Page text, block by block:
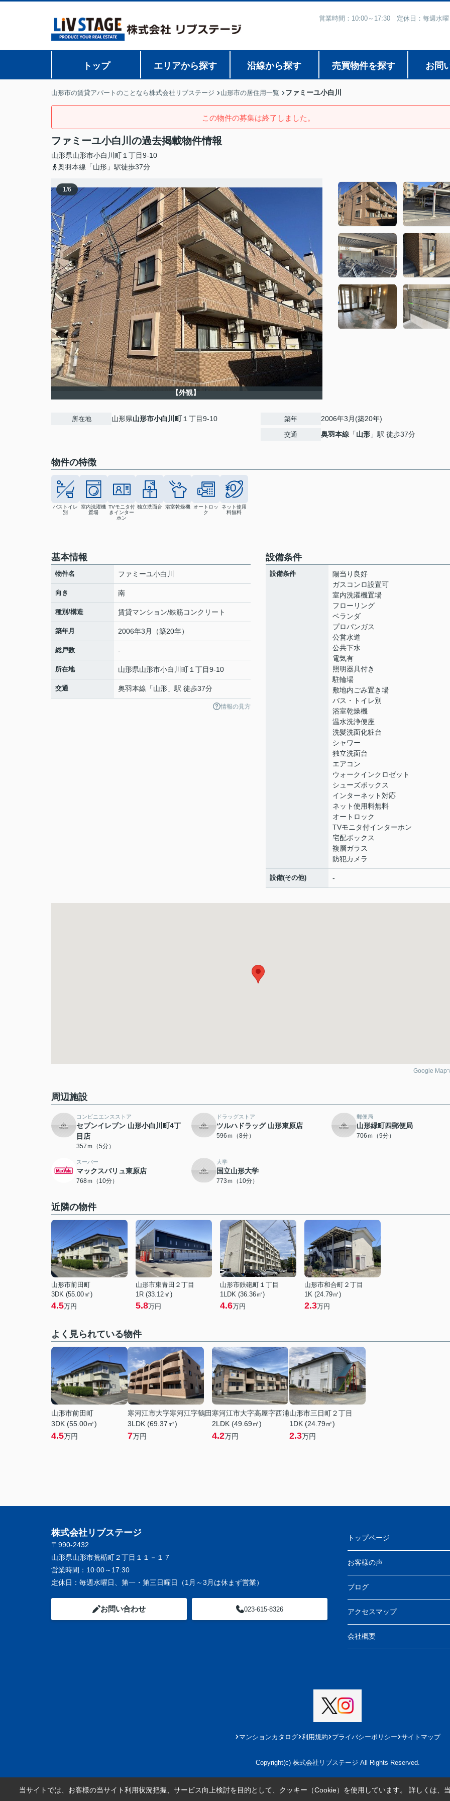
営業時間：10:00～17:30 定休日：毎週水
トップ エリアから探す 沿線から探す 売買物件を探す お問
山形市の賃貸アパートのことなら株式会社リブステージ 山形市の居住用一覧 ファミーユ小白川
この物件の募集は終了しました。
ファミーユ小白川の過去掲載物件情報
山形県山形市小白川町 １丁目9-10
奥羽本線「山形」駅徒歩37分
1/6
【外観】
所在地 山形県山形市小白川町１丁目9-10 築年 2006年3月(築20年)
交通 奥羽本線 「山形 」駅 徒歩37分
物件の特徴
バストイレ
別
室内洗濯機
置場
TVモニタ付
きインター
ホン
独立洗面台 浴室乾燥機
オートロッ
ク
ネット使用
料無料
基本情報
物件名 ファミーユ小白川
向き 南
種別/構造 賃貸マンション/鉄筋コンクリート
築年月 2006年3月（築20年）
総戸数 -
所在地 山形県山形市小白川町 １丁目9-10
交通 奥羽本線 「山形 」駅 徒歩37分
情報の見方
設備条件
設備条件
陽当り良好
ガスコンロ設置可
室内洗濯機置場
フローリング
ベランダ
プロパンガス
公営水道
公共下水
電気有
照明器具付き
駐輪場
敷地内ごみ置き場
バス・トイレ別
浴室乾燥機
温水洗浄便座
洗髪洗面化粧台
シャワー
独立洗面台
エアコン
ウォークインクロゼット
シューズボックス
インターネット対応
ネット使用料無料
オートロック
TVモニタ付インターホン
宅配ボックス
複層ガラス
防犯カメラ
設備(その他) -
Google Map
周辺施設
コンビニエンスストア
セブンイレブン 山形小白川町4丁
目店
357ｍ（5分）
ドラッグストア
ツルハドラッグ 山形東原店
596ｍ（8分）
郵便局
山形緑町四郵便局
706ｍ（9分）
スーパー
マックスバリュ東原店
768ｍ（10分）
大学
国立山形大学
773ｍ（10分）
近隣の物件
山形市前田町
3DK (55.00㎡)
4.5万円
山形市東青田２丁目
1R (33.12㎡)
5.8万円
山形市鉄砲町１丁目
1LDK (36.36㎡)
4.6万円
山形市和合町２丁目
1K (24.79㎡)
2.3万円
よく見られている物件
山形市前田町
3DK (55.00㎡)
4.5万円
寒河江市大字寒河江字鶴田
3LDK (69.37㎡)
7万円
寒河江市大字高屋字西浦
2LDK (49.69㎡)
4.2万円
山形市三日町２丁目
1DK (24.79㎡)
2.3万円
株式会社リブステージ
〒990-2432
山形県山形市荒楯町２丁目１１－１７
営業時間： 10:00～17:30
定休日： 毎週水曜日、第一・第三日曜日（1月～3月は休まず営業）
お問い合わせ 023-615-8326
トップページ
お客様の声
ブログ
アクセスマップ
会社概要
マンションカタログ 利用規約 プライバシーポリシー サイトマップ
Copyright(c) 株式会社リブステージ All Rights Reserved.
当サイトでは、お客様の当サイト利用状況把握、サービス向上検討を目的として、クッキー（Cookie）を使用しています。 詳しくは、